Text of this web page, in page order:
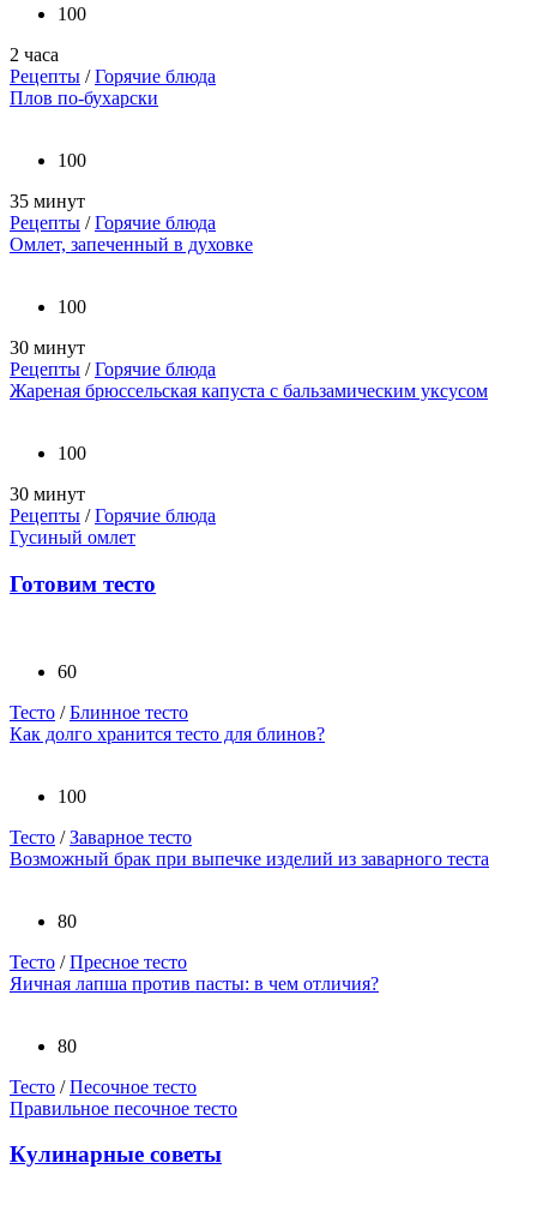
100
2 часа
Рецепты /Горячие блюда
Плов по-бухарски
100
35 минут
Рецепты /Горячие блюда
Омлет, запеченный в духовке
100
30 минут
Рецепты /Горячие блюда
Жареная брюссельская капуста с бальзамическим уксусом
100
30 минут
Рецепты /Горячие блюда
Гусиный омлет
Готовим тесто
60
Тесто /Блинное тесто
Как долго хранится тесто для блинов?
100
Тесто /Заварное тесто
Возможный брак при выпечке изделий из заварного теста
80
Тесто /Пресное тесто
Яичная лапша против пасты: в чем отличия?
80
Тесто /Песочное тесто
Правильное песочное тесто
Кулинарные советы